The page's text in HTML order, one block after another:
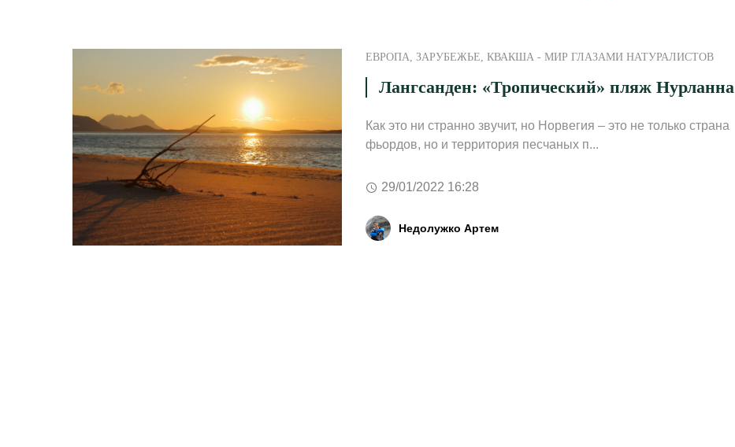
ЕВРОПА, ЗАРУБЕЖЬЕ, КВАКША - МИР ГЛАЗАМИ НАТУРАЛИСТОВ
Лангсанден: «Тропический» пляж Нурланна
Как это ни странно звучит, но Норвегия – это не только страна
фьордов, но и территория песчаных п...
29/01/2022 16:28
Недолужко Артем